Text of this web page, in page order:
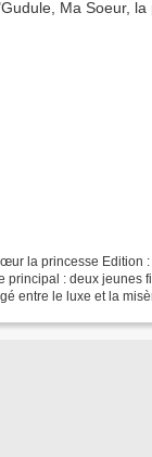
la princesse Edition :
principal : deux jeunes
entre le luxe et la